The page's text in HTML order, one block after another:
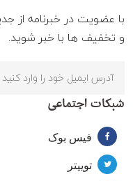
با عضویت در خبرنامه از
و تخفیف ها با خبر شوید.
شبکات اجتماعی
فیس بوک
توییتر